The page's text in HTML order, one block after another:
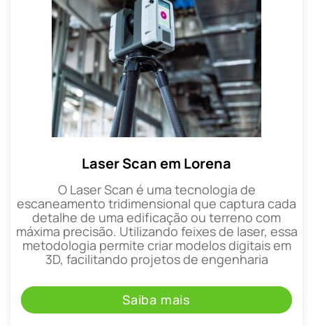
Laser Scan em Lorena
O Laser Scan é uma tecnologia de
escaneamento tridimensional que captura cada
detalhe de uma edificação ou terreno com
máxima precisão. Utilizando feixes de laser, essa
metodologia permite criar modelos digitais em
3D, facilitando projetos de engenharia
Saiba mais